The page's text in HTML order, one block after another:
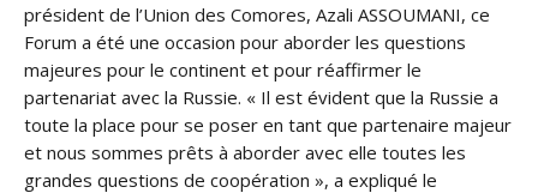
président de l’Union des Comores, Azali ASSOUMANI, ce
Forum a été une occasion pour aborder les questions
majeures pour le continent et pour réaffirmer le
partenariat avec la Russie. « Il est évident que la Russie a
toute la place pour se poser en tant que partenaire majeur
et nous sommes prêts à aborder avec elle toutes les
grandes questions de coopération », a expliqué le